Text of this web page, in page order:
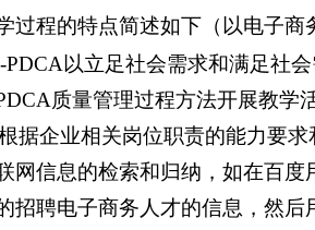
程的特点简述如下（以电子商
PDCA 以立足社会需求和满足社
质量管理过程方法开展教学
据企业相关岗位职责的能力要
网信息的检索和归纳，如在百度
招聘电子商务人才的信息，然后